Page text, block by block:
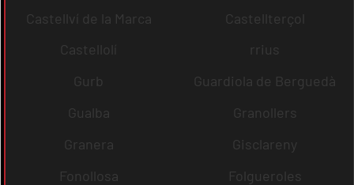
Castellví de la Marca
Castellterçol
Castellolí
rrius
Gurb
Guardiola de Berguedà
Gualba
Granollers
Granera
Gisclareny
Fonollosa
Folgueroles